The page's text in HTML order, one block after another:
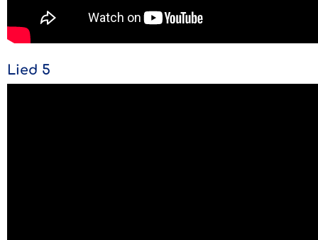
Lied 5